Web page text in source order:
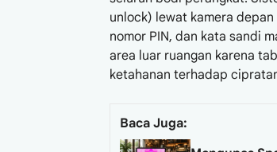
unlock) lewat kamera
nomor PIN, dan kata sandi
area luar ruangan karena
ketahanan terhadap
Baca Juga: